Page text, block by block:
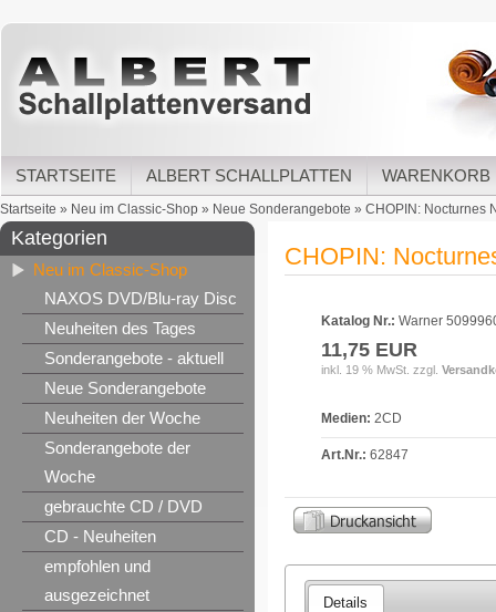
STARTSEITE ALBERT SCHALLPLATTEN WARENKORB
Startseite » Neu im Classic-Shop » Neue Sonderangebote » CHOPIN: Nocturnes
Kategorien
Neu im Classic-Shop
NAXOS DVD/Blu-ray Disc
Neuheiten des Tages
Sonderangebote - aktuell
Neue Sonderangebote
Neuheiten der Woche
Sonderangebote der
Woche
gebrauchte CD / DVD
CD - Neuheiten
empfohlen und
ausgezeichnet
CHOPIN:
Katalog Nr.: Warner
11,75 EUR
inkl. 19 % MwSt. zzgl.
Medien: 2CD
Art.Nr.: 62847
Details